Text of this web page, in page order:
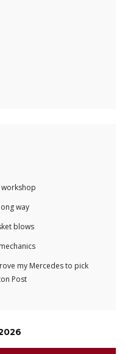
way
blows
my Mercedes to pick
Post